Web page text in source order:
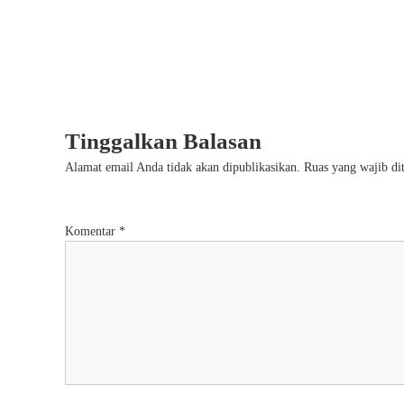
Tinggalkan Balasan
Alamat email Anda tidak akan dipublikasikan. Ruas yang wajib
Komentar *